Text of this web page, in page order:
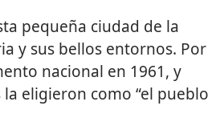
pequeña ciudad de la
y sus bellos entornos. Por
nacional en 1961, y
eligieron como “el pueblo